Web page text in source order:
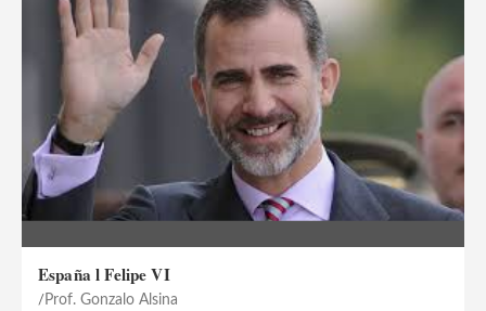
España l Felipe VI
Prof. Gonzalo Alsina